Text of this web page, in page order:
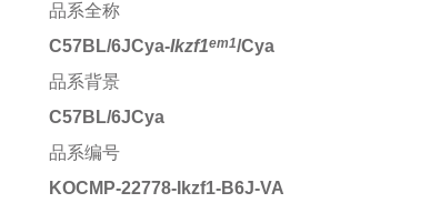
品系全称
C57BL/6JCya-Ikzf1em1/Cya
品系背景
C57BL/6JCya
品系编号
KOCMP-22778-Ikzf1-B6J-VA